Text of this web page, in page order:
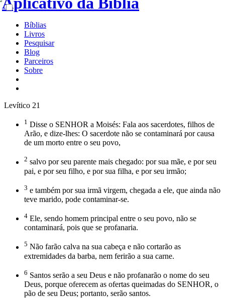
Bíblias
Livros
Pesquisar
Blog
Parceiros
Sobre
Levítico 21
1 Disse o SENHOR a Moisés: Fala aos sacerdotes, filhos de
Arão, e dize-lhes: O sacerdote não se contaminará por causa
de um morto entre o seu povo,
2 salvo por seu parente mais chegado: por sua mãe, e por seu
pai, e por seu filho, e por sua filha, e por seu irmão;
3 e também por sua irmã virgem, chegada a ele, que ainda não
teve marido, pode contaminar-se.
4 Ele, sendo homem principal entre o seu povo, não se
contaminará, pois que se profanaria.
5 Não farão calva na sua cabeça e não cortarão as
extremidades da barba, nem ferirão a sua carne.
6 Santos serão a seu Deus e não profanarão o nome do seu
Deus, porque oferecem as ofertas queimadas do SENHOR, o
pão de seu Deus; portanto, serão santos.